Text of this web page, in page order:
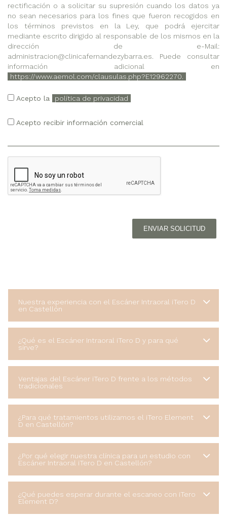
rectificación o a solicitar su supresión cuando los datos ya
no sean necesarios para los fines que fueron recogidos en
los términos previstos en la Ley, que podrá ejercitar
mediante escrito dirigido al responsable de los mismos en la
dirección de e-Mail:
administracion@clinicafernandezybarra.es. Puede consultar
información adicional en
https://www.aemol.com/clausulas.php?E12962270.
Acepto la política de privacidad
Acepto recibir información comercial
ENVIAR SOLICITUD
Nuestra experiencia con el Escáner Intraoral iTero D
en Castellón
¿Qué es el Escáner Intraoral iTero D y para qué
sirve?
Ventajas del Escáner iTero D frente a los métodos
tradicionales
¿Para qué tratamientos utilizamos el iTero Element
D en Castellón?
¿Por qué elegir nuestra clínica para un estudio con
Escáner Intraoral iTero D en Castellón?
¿Qué puedes esperar durante el escaneo con iTero
Element D?